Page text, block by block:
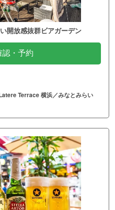
開放感抜群ビアガーデン
認・予約
Terrace 横浜／みなとみらい